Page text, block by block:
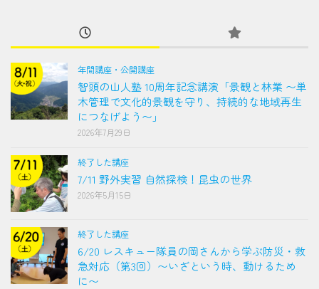
年間講座・公開講座
智頭の山人塾 10周年記念講演「景観と林業 〜単
木管理で文化的景観を守り、持続的な地域再生
につなげよう〜」
2026年7月29日
終了した講座
7/11 野外実習 自然探検！昆虫の世界
2026年5月15日
終了した講座
6/20 レスキュー隊員の岡さんから学ぶ防災・救
急対応（第3回）〜いざという時、動けるため
に〜